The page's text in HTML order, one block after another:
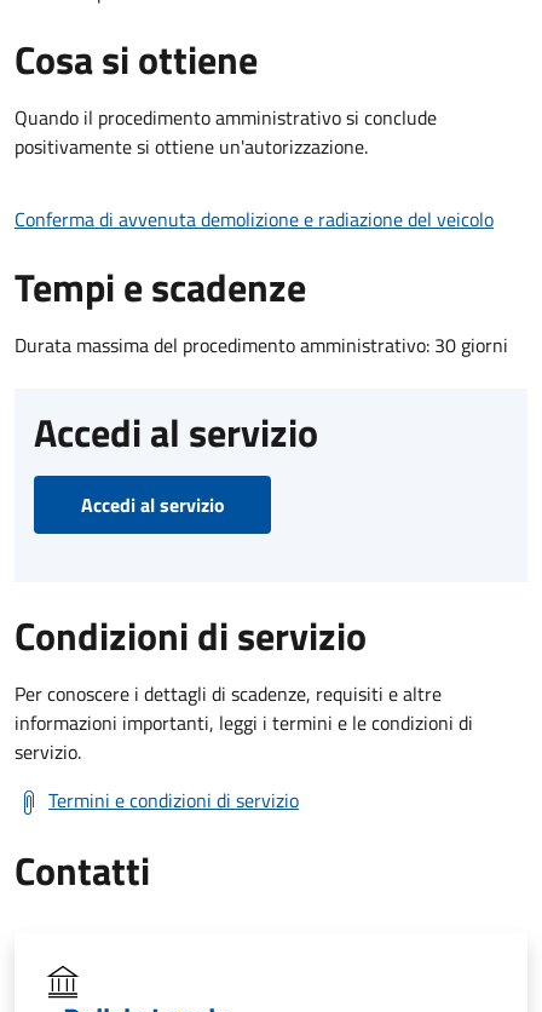
Cosa si ottiene
Quando il procedimento amministrativo si conclude
positivamente si ottiene un'autorizzazione.
Conferma di avvenuta demolizione e radiazione del veicolo
Tempi e scadenze
Durata massima del procedimento amministrativo: 30 giorni
Accedi al servizio
Accedi al servizio
Condizioni di servizio
Per conoscere i dettagli di scadenze, requisiti e altre
informazioni importanti, leggi i termini e le condizioni di
servizio.
Termini e condizioni di servizio
Contatti